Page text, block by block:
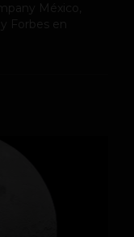
México,
Forbes en